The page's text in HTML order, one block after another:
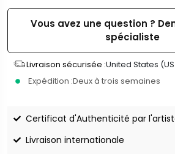
Vous avez une question ?
spécialiste
Livraison sécurisée :United States
Expédition :Deux à trois semaines
Certificat d'Authenticité par
Livraison internationale